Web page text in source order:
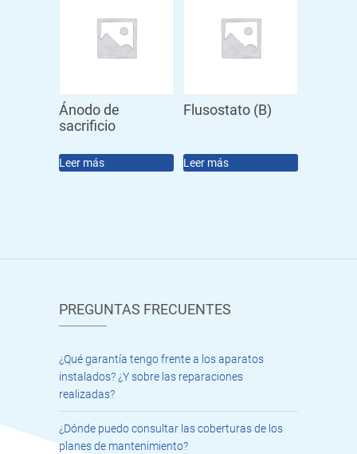
Ánodo de
sacrificio
Leer más
Flusostato (B)
Leer más
PREGUNTAS FRECUENTES
¿Qué garantía tengo frente a los aparatos
instalados? ¿Y sobre las reparaciones
realizadas?
¿Dónde puedo consultar las coberturas de los
planes de mantenimiento?